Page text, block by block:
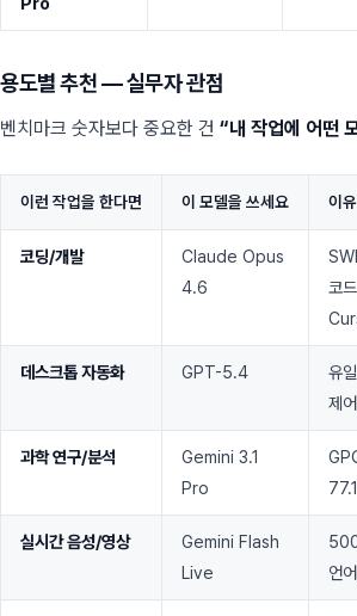
용도별 추천 — 실무자 관점
벤치마크 숫자보다 중요한 건 “내 작업에 어떤
이런 작업을 한다면 이 모델을 쓰세요 이유
코딩/개발
Claude Opus
4.6
코
데스크톱 자동화 GPT-5.4
유
제
과학 연구/분석
Gemini 3.1
Pro
실시간 음성/영상
Gemini Flash
Live
언